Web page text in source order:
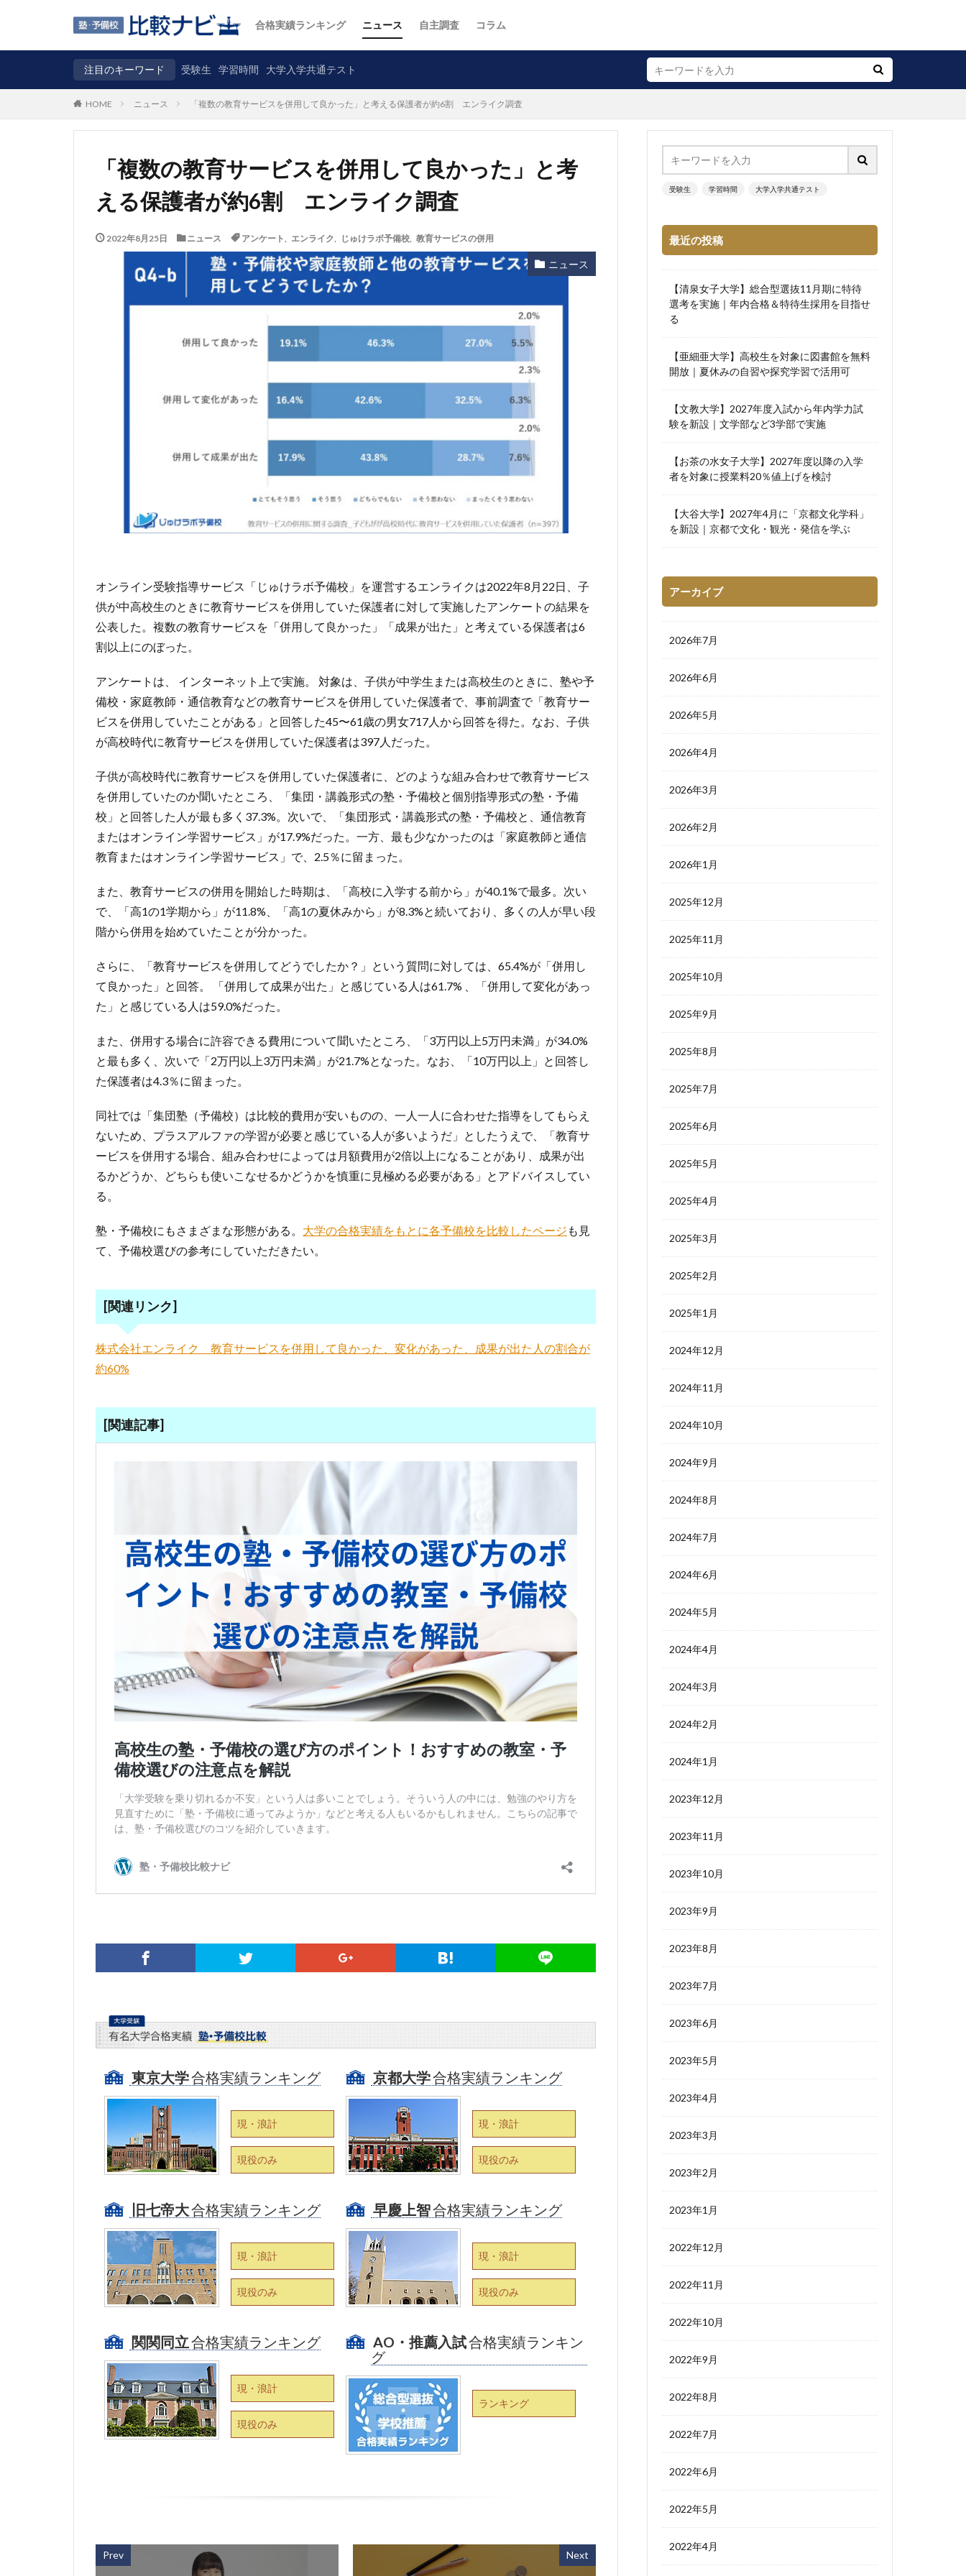
合格実績ランキング ニュース 自主調査 コラム
注目のキーワード 受験生 学習時間 大学入学共通テスト
HOME ニュース 「複数の教育サービスを併用して良かった」と考える保護者が約6割 エンライク調査
「複数の教育サービスを併用して良かった」と考
える保護者が約6割 エンライク調査
2022年8月25日 ニュース アンケート エンライク じゅけラボ予備校, 教育サービスの併用
ニュース
オンライン受験指導サービス「じゅけラボ予備校」を運営するエンライクは2022年8月22日、子
供が中高校生のときに教育サービスを併用していた保護者に対して実施したアンケートの結果を
公表した。複数の教育サービスを「併用して良かった」「成果が出た」と考えている保護者は6
割以上にのぼった。
アンケートは、 インターネット上で実施。 対象は、子供が中学生または高校生のときに、塾や予
備校・家庭教師・通信教育などの教育サービスを併用していた保護者で、事前調査で「教育サー
ビスを併用していたことがある」と回答した45〜61歳の男女717人から回答を得た。なお、子供
が高校時代に教育サービスを併用していた保護者は397人だった。
子供が高校時代に教育サービスを併用していた保護者に、どのような組み合わせで教育サービス
を併用していたのか聞いたところ、「集団・講義形式の塾・予備校と個別指導形式の塾・予備
校」と回答した人が最も多く37.3%。次いで、「集団形式・講義形式の塾・予備校と、通信教育
またはオンライン学習サービス」が17.9%だった。一方、最も少なかったのは「家庭教師と通信
教育またはオンライン学習サービス」で、2.5％に留まった。
また、教育サービスの併用を開始した時期は、「高校に入学する前から」が40.1%で最多。次い
で、「高1の1学期から」が11.8%、「高1の夏休みから」が8.3%と続いており、多くの人が早い段
階から併用を始めていたことが分かった。
さらに、「教育サービスを併用してどうでしたか？」という質問に対しては、65.4%が「併用し
て良かった」と回答。 「併用して成果が出た」と感じている人は61.7% 、「併用して変化があっ
た」と感じている人は59.0%だった。
また、併用する場合に許容できる費用について聞いたところ、「3万円以上5万円未満」が34.0%
と最も多く、次いで「2万円以上3万円未満」が21.7%となった。なお、「10万円以上」と回答し
た保護者は4.3％に留まった。
同社では「集団塾（予備校）は比較的費用が安いものの、一人一人に合わせた指導をしてもらえ
ないため、プラスアルファの学習が必要と感じている人が多いようだ」としたうえで、「教育サ
ービスを併用する場合、組み合わせによっては月額費用が2倍以上になることがあり、成果が出
るかどうか、どちらも使いこなせるかどうかを慎重に見極める必要がある」とアドバイスしてい
る。
塾・予備校にもさまざまな形態がある。 大学の合格実績をもとに各予備校を比較したページ も見
て、予備校選びの参考にしていただきたい。
[関連リンク]
株式会社エンライク 教育サービスを併用して良かった、変化があった、成果が出た人の割合が
約60%
[関連記事]
東京大学合格実績ランキング
現・浪計
現役のみ
京都大学合格実績ランキング
現・浪計
現役のみ
旧七帝大合格実績ランキング
現・浪計
現役のみ
早慶上智合格実績ランキング
現・浪計
現役のみ
関関同立合格実績ランキング
現・浪計
現役のみ
AO・推薦入試合格実績ランキン
グ
ランキング
Prev Next
受験生 学習時間 大学入学共通テスト
最近の投稿
【清泉女子大学】総合型選抜11月期に特待
選考を実施｜年内合格＆特待生採用を目指せ
る
【亜細亜大学】高校生を対象に図書館を無料
開放｜夏休みの自習や探究学習で活用可
【文教大学】2027年度入試から年内学力試
験を新設｜文学部など3学部で実施
【お茶の水女子大学】2027年度以降の入学
者を対象に授業料20％値上げを検討
【大谷大学】2027年4月に「京都文化学科」
を新設｜京都で文化・観光・発信を学ぶ
アーカイブ
2026年7月
2026年6月
2026年5月
2026年4月
2026年3月
2026年2月
2026年1月
2025年12月
2025年11月
2025年10月
2025年9月
2025年8月
2025年7月
2025年6月
2025年5月
2025年4月
2025年3月
2025年2月
2025年1月
2024年12月
2024年11月
2024年10月
2024年9月
2024年8月
2024年7月
2024年6月
2024年5月
2024年4月
2024年3月
2024年2月
2024年1月
2023年12月
2023年11月
2023年10月
2023年9月
2023年8月
2023年7月
2023年6月
2023年5月
2023年4月
2023年3月
2023年2月
2023年1月
2022年12月
2022年11月
2022年10月
2022年9月
2022年8月
2022年7月
2022年6月
2022年5月
2022年4月